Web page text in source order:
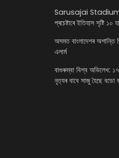
Sarusajai Stadium ত
প্ৰচেষ্টাৰে ইতিহাস সৃষ্টি
অসমত বাংলাদেশৰ অশান্তি
এলাৰ্ম
বাগুৰুম্বা বিশ্ব অভিলেখ: ১৭
নৃত্যৰ বাবে সাজু হৈছে বডো